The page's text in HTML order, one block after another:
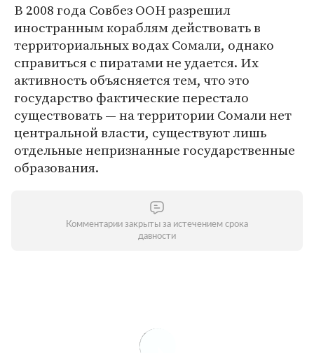
В 2008 года Совбез ООН разрешил
иностранным кораблям действовать в
территориальных водах Сомали, однако
справиться с пиратами не удается. Их
активность объясняется тем, что это
государство фактические перестало
существовать — на территории Сомали нет
центральной власти, существуют лишь
отдельные непризнанные государственные
образования.
Комментарии закрыты за истечением срока
давности